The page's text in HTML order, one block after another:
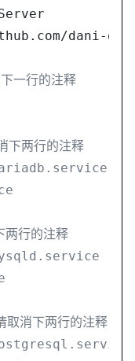
dani-
一行的注释
两行的注释
行的注释
消下两行的注释